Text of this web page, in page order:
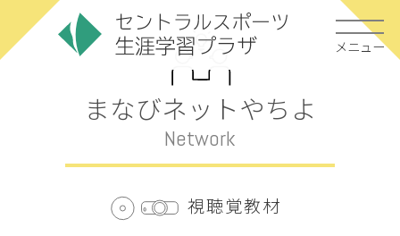
メニュー
まなびネットやちよ
Network
視聴覚教材